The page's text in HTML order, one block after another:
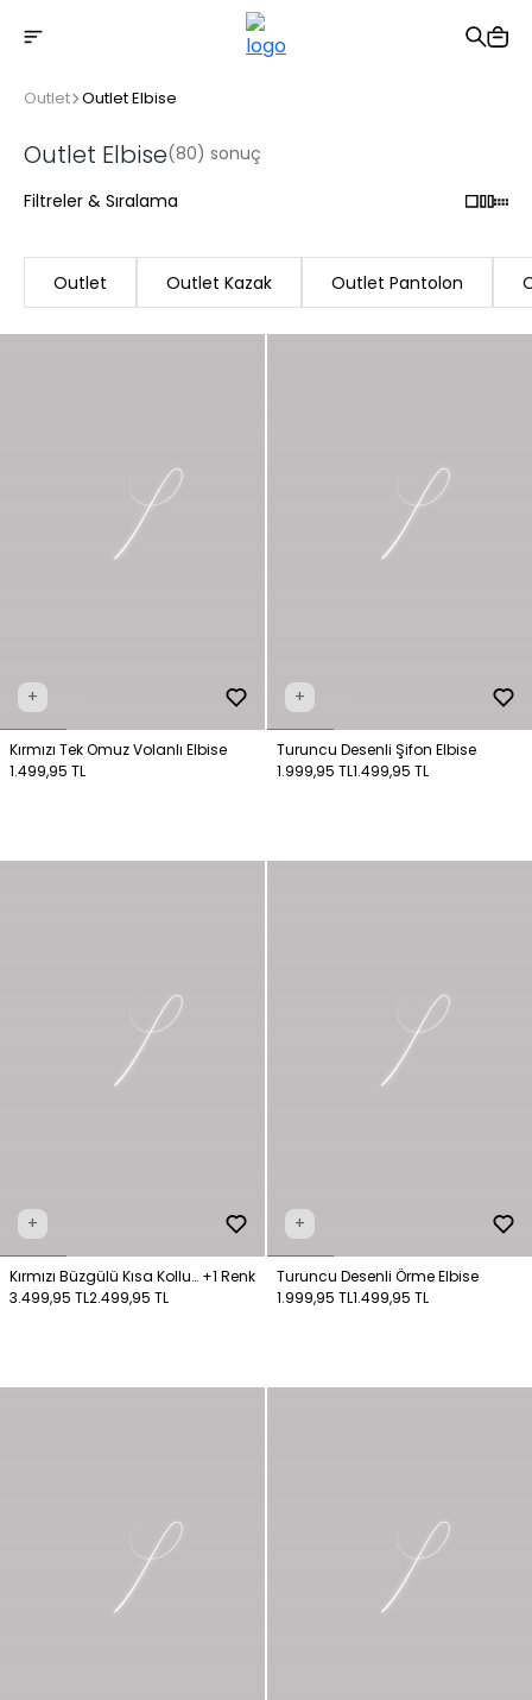
2500 TL üzeri ücretsiz kargo
Outlet Outlet Elbise
Outlet Elbise(80) sonuç
Filtreler & Sıralama
Outlet Outlet Kazak Outlet Pantolon
+
Kırmızı Tek Omuz Volanlı Elbise
1.499,95 TL
+
Turuncu Desenli Şifon Elbise
1.999,95 TL1.499,95 TL
+
Kırmızı Büzgülü Kısa Kollu
Elbise
+1 Renk
3.499,95 TL2.499,95 TL
+
Turuncu Desenli Örme Elbise
1.999,95 TL1.499,95 TL